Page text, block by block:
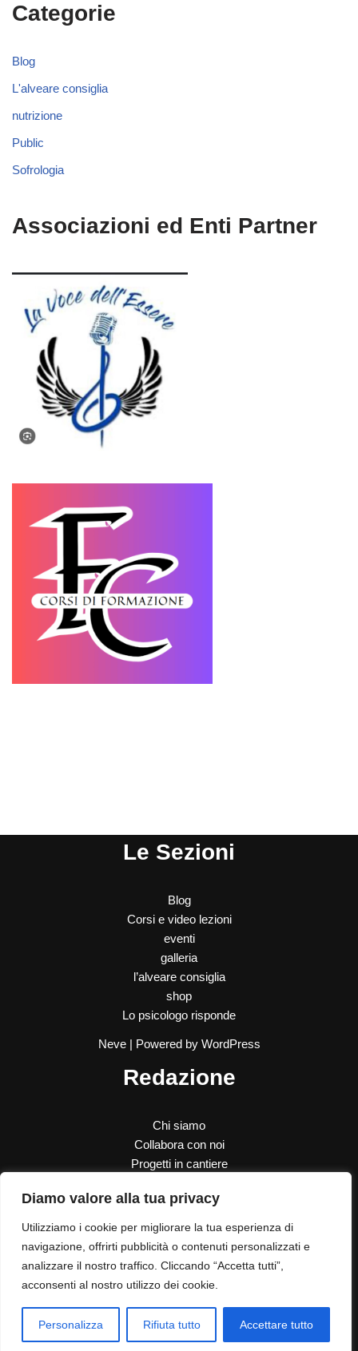
Diamo valore alla tua privacy
Utilizziamo i cookie per migliorare la tua esperienza di
navigazione, offrirti pubblicità o contenuti personalizzati e
analizzare il nostro traffico. Cliccando “Accetta tutti”,
acconsenti al nostro utilizzo dei cookie.
Personalizza Rifiuta tutto Accettare tutto
Categorie
Blog
L'alveare consiglia
nutrizione
Public
Sofrologia
Associazioni ed Enti Partner
Le Sezioni
Blog
Corsi e video lezioni
eventi
galleria
l’alveare consiglia
shop
Lo psicologo risponde
Neve| Powered by WordPress
Redazione
Chi siamo
Collabora con noi
Progetti in cantiere
Le nostre donazioni
Contatti
Contatti
Privacy Policy
Cookie Policy